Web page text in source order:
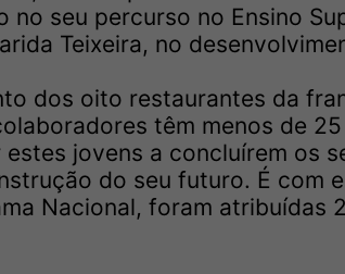
no seu percurso no Ensino
Teixeira, no
dos oito restaurantes da
têm menos de
estes jovens a concluírem os
do seu futuro. É com
Nacional, foram atribuídas